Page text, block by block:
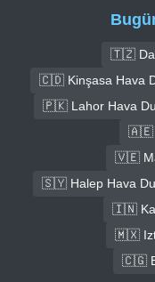
🇹🇿
🇨🇩 Kinşasa Hava
🇵🇰 Lahor Hava
🇦🇪
🇻🇪
🇸🇾 Halep Hava
🇮🇳
🇲🇽
🇨🇬